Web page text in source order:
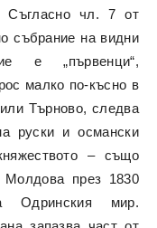
Съгласно чл. 7 от
събрание на видни
е „първенци“,
малко по-късно в
Търново, следва
руски и османски
– също
през 1830
Одринския мир.